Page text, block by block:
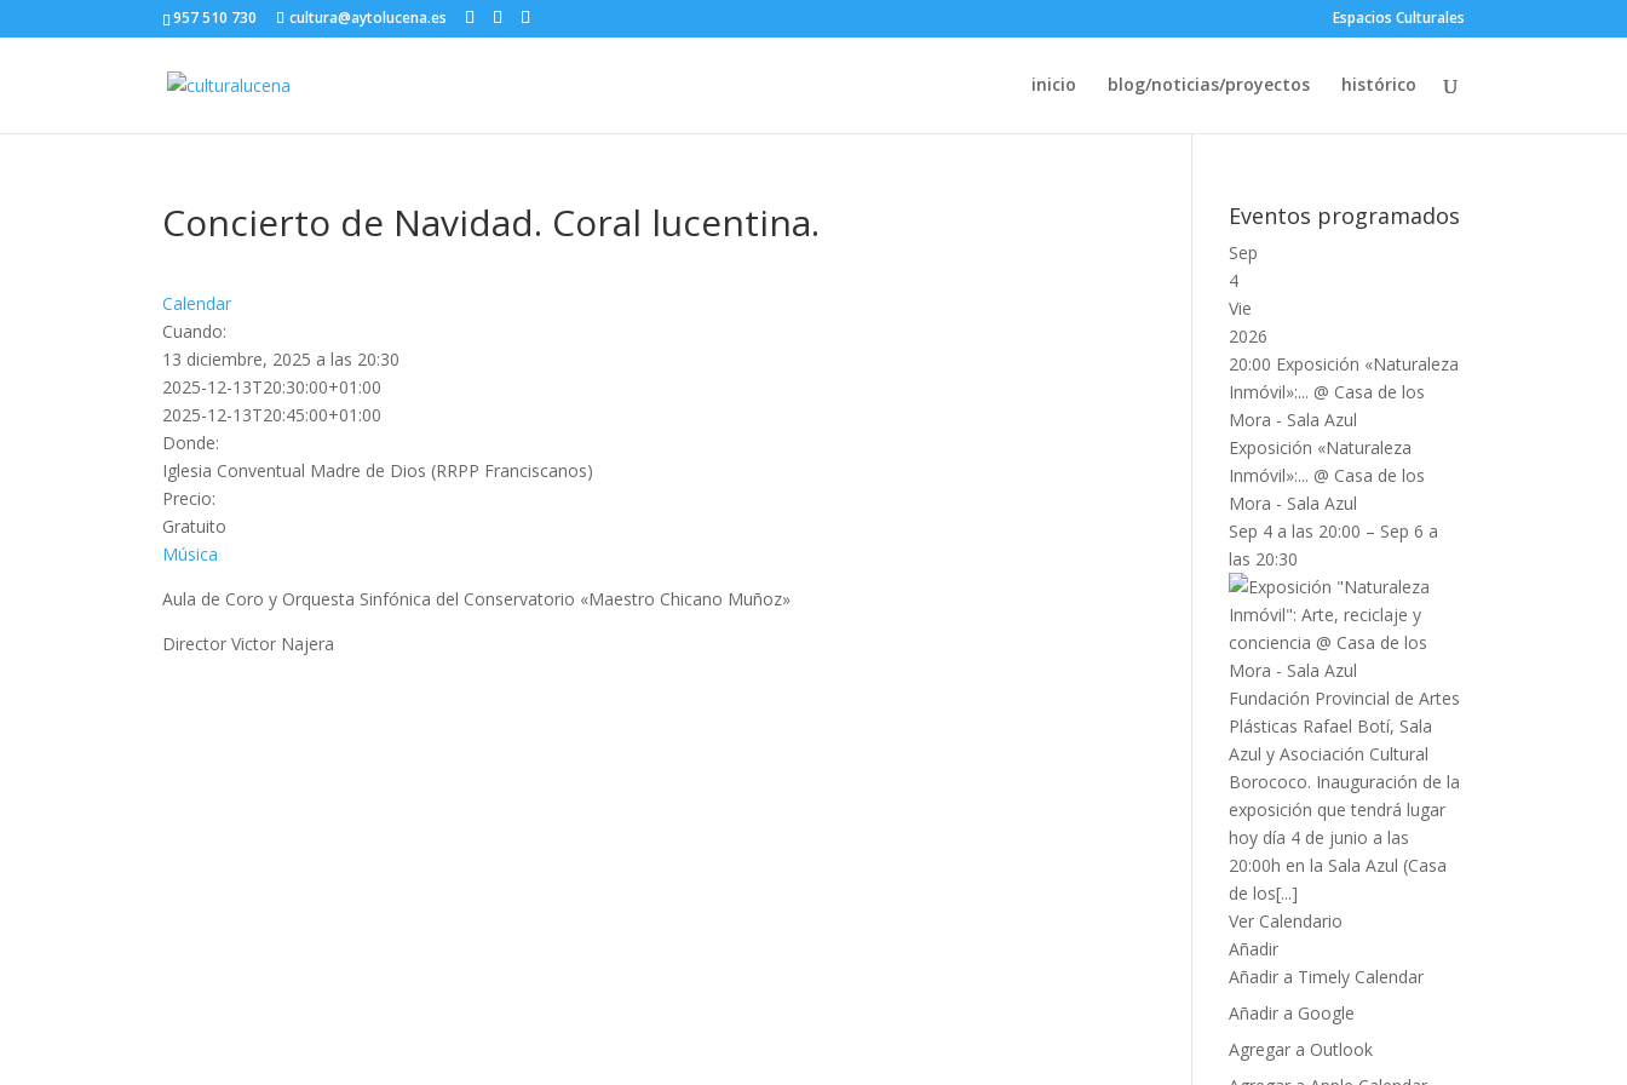
957 510 730 cultura@aytolucena.es Espacios Culturales
inicio blog/noticias/proyectos histórico
Concierto de Navidad. Coral lucentina.
Calendar
Cuando:
13 diciembre, 2025 a las 20:30
2025-12-13T20:30:00+01:00
2025-12-13T20:45:00+01:00
Donde:
Iglesia Conventual Madre de Dios (RRPP Franciscanos)
Precio:
Gratuito
Música
Aula de Coro y Orquesta Sinfónica del Conservatorio «Maestro Chicano Muñoz»
Director Victor Najera
Eventos programados
Sep
4
Vie
2026
20:00 Exposición «Naturaleza
Inmóvil»:... @ Casa de los
Mora - Sala Azul
Exposición «Naturaleza
Inmóvil»:... @ Casa de los
Mora - Sala Azul
Sep 4 a las 20:00 – Sep 6 a
las 20:30
Fundación Provincial de Artes
Plásticas Rafael Botí, Sala
Azul y Asociación Cultural
Borococo. Inauguración de la
exposición que tendrá lugar
hoy día 4 de junio a las
20:00h en la Sala Azul (Casa
de los[...]
Ver Calendario
Añadir
Añadir a Timely Calendar
Añadir a Google
Agregar a Outlook